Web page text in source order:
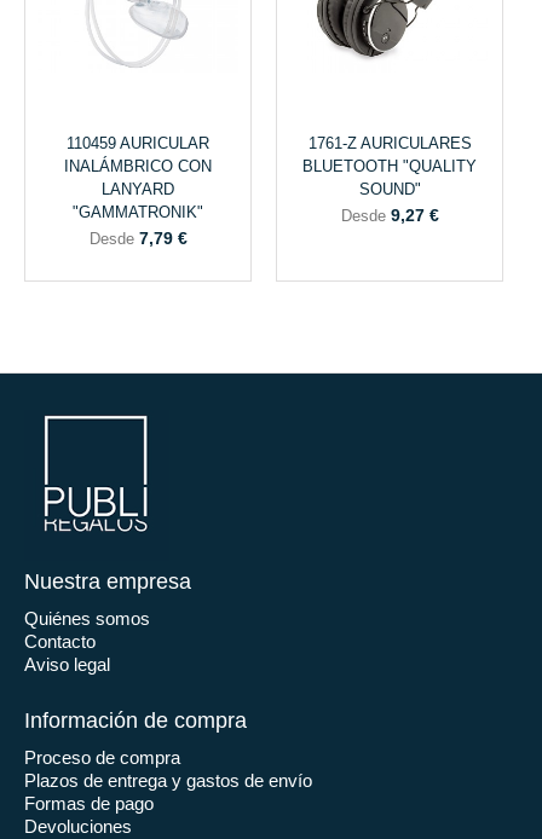
110459 AURICULAR
INALÁMBRICO CON
LANYARD
"GAMMATRONIK"
Desde 7,79 €
1761-Z AURICULARES
BLUETOOTH "QUALITY
SOUND"
Desde 9,27 €
Nuestra empresa
Quiénes somos
Contacto
Aviso legal
Información de compra
Proceso de compra
Plazos de entrega y gastos de envío
Formas de pago
Devoluciones